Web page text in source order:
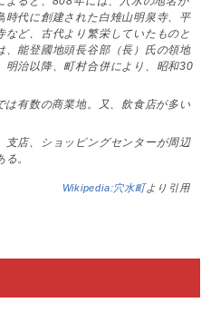
時代に創建された白雉山明泉寺、平
ど、古代より繁栄していたものと
、能登國地頭長谷部（長）氏の領地
明治以降、町村合併により、昭和30
有数の商業地。又、飲食店が多い
支店、ショッピングセンターが周辺
。
Wikipedia:穴水町より引用